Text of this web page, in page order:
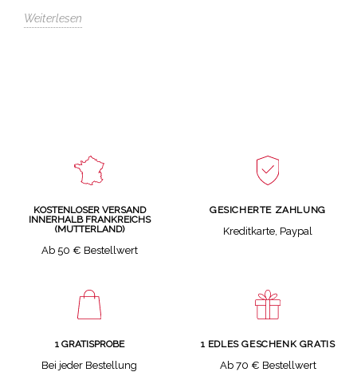
Weiterlesen
KOSTENLOSER VERSAND
INNERHALB FRANKREICHS
(MUTTERLAND)
Ab 50 € Bestellwert
GESICHERTE ZAHLUNG
Kreditkarte, Paypal
1 GRATISPROBE
Bei jeder Bestellung
1 EDLES GESCHENK GRATIS
Ab 70 € Bestellwert